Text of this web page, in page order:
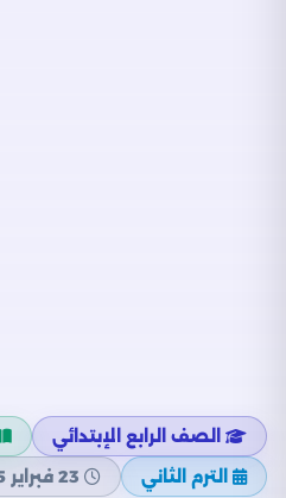
الصف الرابع الإبتدائي
الترم الثاني
23 فبراير 2025